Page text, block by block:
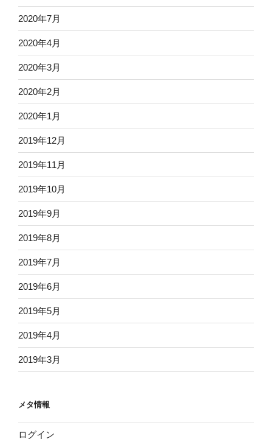
2020年7月
2020年4月
2020年3月
2020年2月
2020年1月
2019年12月
2019年11月
2019年10月
2019年9月
2019年8月
2019年7月
2019年6月
2019年5月
2019年4月
2019年3月
メタ情報
ログイン